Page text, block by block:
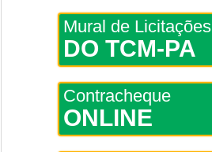
Mural de Licitações
DO TCM-PA
Contracheque
ONLINE